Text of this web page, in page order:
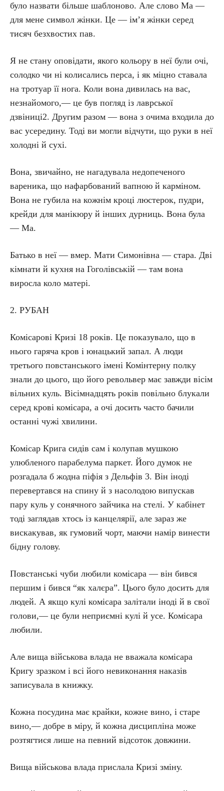
було назвати більше шаблоново. Але слово Ма —
для мене символ жінки. Це — ім’я жінки серед
тисяч безхвостих пав.
Я не стану оповідати, якого кольору в неї були очі,
солодко чи ні колисались перса, і як міцно ставала
на тротуар її нога. Коли вона дивилась на вас,
незнайомого,— це був погляд із лаврської
дзвіниці2. Другим разом — вона з очима входила до
вас усередину. Тоді ви могли відчути, що руки в неї
холодні й сухі.
Вона, звичайно, не нагадувала недопеченого
вареника, що нафарбований вапною й карміном.
Вона не губила на кожнім кроці люстерок, пудри,
крейди для манікюру й інших дурниць. Вона була
— Ма.
Батько в неї — вмер. Мати Симонівна — стара. Дві
кімнати й кухня на Гоголівській — там вона
виросла коло матері.
2. РУБАН
Комісарові Кризі 18 років. Це показувало, що в
нього гаряча кров і юнацький запал. А люди
третього повстанського імені Комінтерну полку
знали до цього, що його револьвер має завжди вісім
вільних куль. Вісімнадцять років повільно блукали
серед крові комісара, а очі досить часто бачили
останні чужі хвилини.
Комісар Крига сидів сам і колупав мушкою
улюбленого парабелума паркет. Його думок не
розгадала б жодна піфія з Дельфів 3. Він іноді
перевертався на спину й з насолодою випускав
пару куль у сонячного зайчика на стелі. У кабінет
тоді заглядав хтось із канцелярії, але зараз же
вискакував, як гумовий чорт, маючи намір винести
бідну голову.
Повстанські чуби любили комісара — він бився
першим і бився “як халєра”. Цього було досить для
людей. А якщо кулі комісара залітали іноді й в свої
голови,— це були неприємні кулі й усе. Комісара
любили.
Але вища військова влада не вважала комісара
Кригу зразком і всі його невиконання наказів
записувала в книжку.
Кожна посудина має крайки, кожне вино, і старе
вино,— добре в міру, й кожна дисципліна може
розтягтися лише на певний відсоток довжини.
Вища військова влада прислала Кризі зміну.